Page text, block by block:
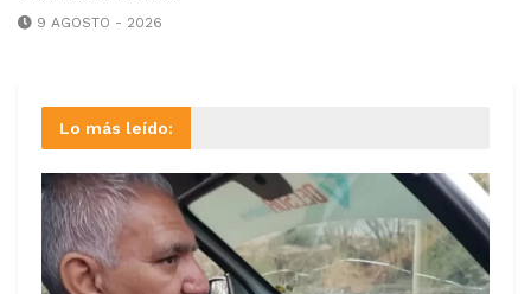
9 AGOSTO - 2026
Lo más leído: